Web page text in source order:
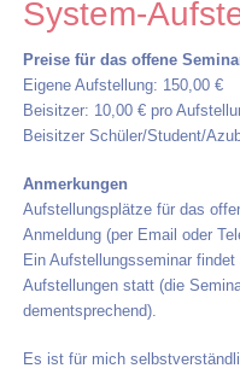
System-
Preise für das offene
Eigene Aufstellung: 150,00 €
Beisitzer: 10,00 € pro
Beisitzer Schüler/Student/
Anmerkungen
Aufstellungsplätze für das
Anmeldung (per Email oder
Ein Aufstellungsseminar
Aufstellungen statt (die
dementsprechend).
Es ist für mich